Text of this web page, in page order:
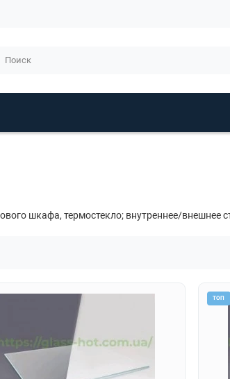
шкафа, термостекло; внутреннее/внешнее
ТОП